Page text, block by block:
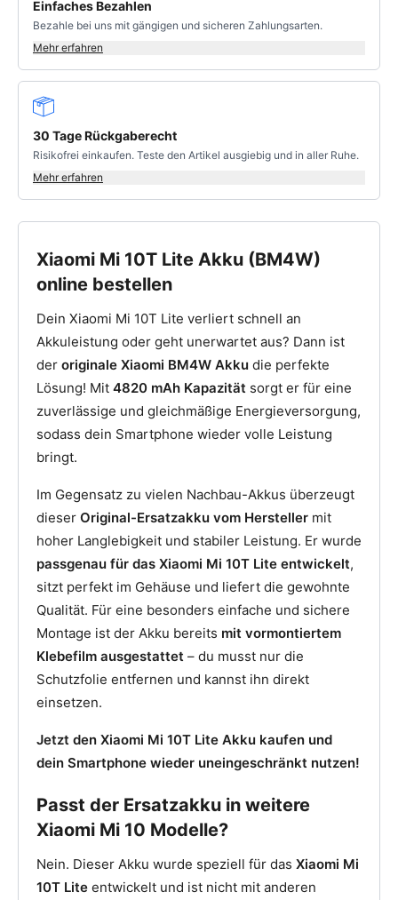
Einfaches Bezahlen
Bezahle bei uns mit gängigen und sicheren Zahlungsarten.
Mehr erfahren
30 Tage Rückgaberecht
Risikofrei einkaufen. Teste den Artikel ausgiebig und in aller Ruhe.
Mehr erfahren
Xiaomi Mi 10T Lite Akku (BM4W)
online bestellen
Dein Xiaomi Mi 10T Lite verliert schnell an
Akkuleistung oder geht unerwartet aus? Dann ist
der originale Xiaomi BM4W Akku die perfekte
Lösung! Mit 4820 mAh Kapazität sorgt er für eine
zuverlässige und gleichmäßige Energieversorgung,
sodass dein Smartphone wieder volle Leistung
bringt.
Im Gegensatz zu vielen Nachbau-Akkus überzeugt
dieser Original-Ersatzakku vom Hersteller mit
hoher Langlebigkeit und stabiler Leistung. Er wurde
passgenau für das Xiaomi Mi 10T Lite entwickelt,
sitzt perfekt im Gehäuse und liefert die gewohnte
Qualität. Für eine besonders einfache und sichere
Montage ist der Akku bereits mit vormontiertem
Klebefilm ausgestattet – du musst nur die
Schutzfolie entfernen und kannst ihn direkt
einsetzen.
Jetzt den Xiaomi Mi 10T Lite Akku kaufen und
dein Smartphone wieder uneingeschränkt nutzen!
Passt der Ersatzakku in weitere
Xiaomi Mi 10 Modelle?
Nein. Dieser Akku wurde speziell für das Xiaomi Mi
10T Lite entwickelt und ist nicht mit anderen